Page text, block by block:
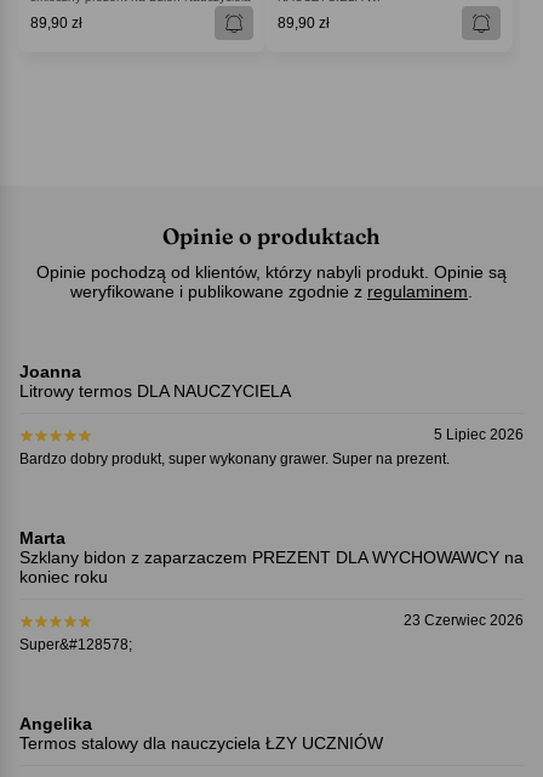
89,90 zł 89,90 zł
Opinie o produktach
Opinie pochodzą od klientów, którzy nabyli produkt. Opinie są
weryfikowane i publikowane zgodnie z regulaminem
Litrowy termos DLA NAUCZYCIELA
Joanna
5 Lipiec 2026
Bardzo dobry produkt, super wykonany grawer. Super na prezent.
Szklany bidon z zaparzaczem PREZENT DLA WYCHOWAWCY na
koniec roku
Marta
23 Czerwiec 2026
Super&#128578;
Termos stalowy dla nauczyciela ŁZY UCZNIÓW
Angelika